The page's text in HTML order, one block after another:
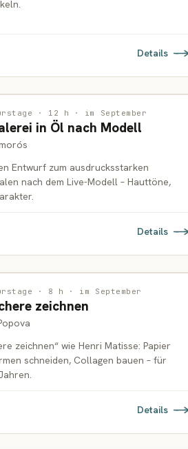
Details
· 12 h · im September
in Öl nach Modell
Entwurf zum ausdrucksstarken
nach dem Live-Modell – Hauttöne,
Details
· 8 h · im September
zeichnen
zeichnen“ wie Henri Matisse: Papier
schneiden, Collagen bauen – für
Details